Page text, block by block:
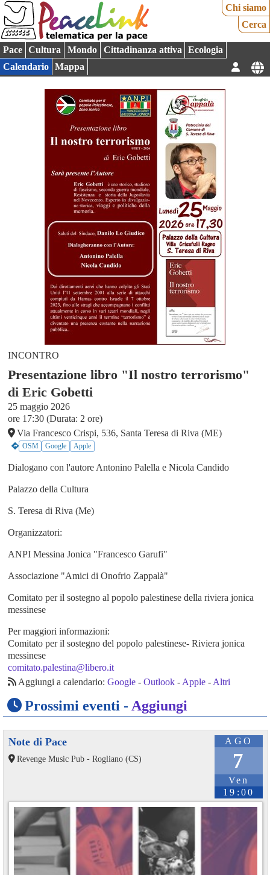
Chi siamo
Cerca
Pace Cultura Mondo Cittadinanza attiva
Ecologia
Calendario
Mappa
INCONTRO
Presentazione libro "Il nostro terrorismo"
di Eric Gobetti
25 maggio 2026
ore 17:30 (Durata: 2 ore)
Via Francesco Crispi, 536, Santa Teresa di Riva (ME)
OSM Google Apple
Dialogano con l'autore Antonino Palella e Nicola Candido
Palazzo della Cultura
S. Teresa di Riva (Me)
Organizzatori:
ANPI Messina Jonica "Francesco Garufi"
Associazione "Amici di Onofrio Zappalà"
Comitato per il sostegno al popolo palestinese della riviera jonica
messinese
Per maggiori informazioni:
Comitato per il sostegno del popolo palestinese- Riviera jonica
messinese
comitato.palestina@libero.it
Aggiungi a calendario: Google- Outlook- Apple- Altri
Prossimi eventi - Aggiungi
AGO
7
Ven
19:00
Note di Pace
Revenge Music Pub - Rogliano (CS)